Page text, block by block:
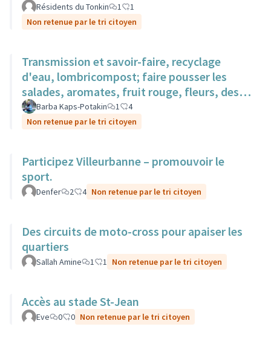
Résidents du Tonkin 1
1
Non retenue par le tri citoyen
Transmission et savoir-faire, recyclage
d'eau, lombricompost; faire pousser les
salades, aromates, fruit rouge, fleurs, des
surfaces sur des toits.
Barba Kaps-Potakin 1
4
Non retenue par le tri citoyen
Participez Villeurbanne – promouvoir le
sport.
Denfer 2 4 Non retenue par le tri citoyen
Des circuits de moto-cross pour apaiser les
quartiers
Sallah Amine 1 1 Non retenue par le tri citoyen
Accès au stade St-Jean
Eve 0 0 Non retenue par le tri citoyen